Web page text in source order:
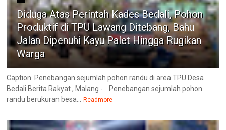
Diduga Atas Perintah Kades Bedali, Pohon
Produktif di TPU Lawang Ditebang, Bahu
Jalan Dipenuhi Kayu Palet Hingga Rugikan
Warga
Caption. Penebangan sejumlah pohon randu di area TPU Desa
Bedali Berita Rakyat , Malang - Penebangan sejumlah pohon
randu berukuran besa... Readmore